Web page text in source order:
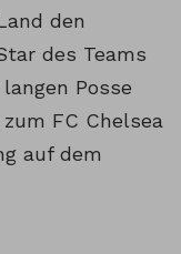
den
des Teams
Posse
FC Chelsea
auf dem